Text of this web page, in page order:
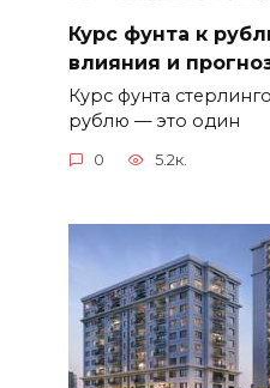
Курс фунта к
влияния и
Курс фунта
рублю — это один
0 5.2к.